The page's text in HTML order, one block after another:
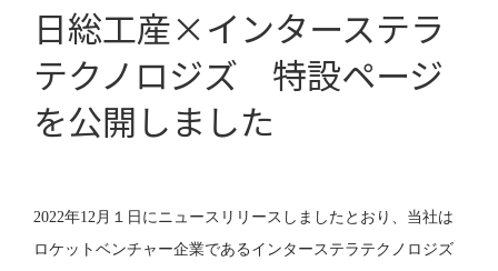
日総工産×インターステラ
テクノロジズ 特設ページ
を公開しました
2022年12 月１日にニュースリリースしましたとおり、当社は
ロケットベンチャー企業であるインターステラテクノロジズ